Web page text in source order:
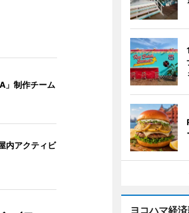
」制作チーム
内アクティビ
ヨコハマ経